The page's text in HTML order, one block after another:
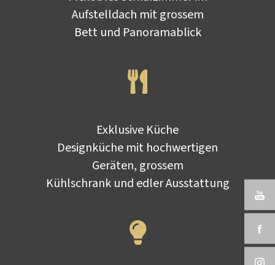
Aufstelldach mit grossem
Bett und Panoramablick
Exklusive Küche
Designküche mit hochwertigen
Geräten, grossem
Kühlschrank und edler Ausstattung